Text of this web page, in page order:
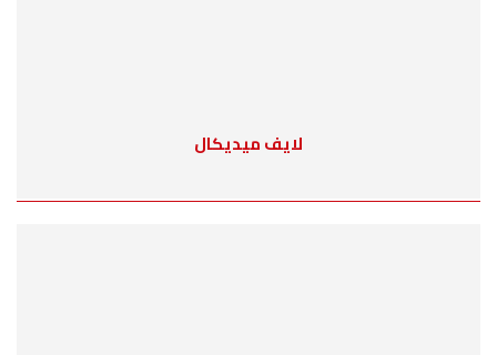
لايف ميديكال